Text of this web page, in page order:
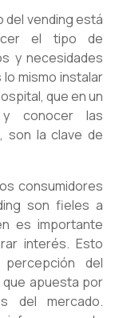
del vending está
el tipo de
y necesidades
mismo instalar
que en un
conocer las
son la clave de
consumidores
son fieles a
es importante
interés. Esto
del
apuesta por
del mercado.